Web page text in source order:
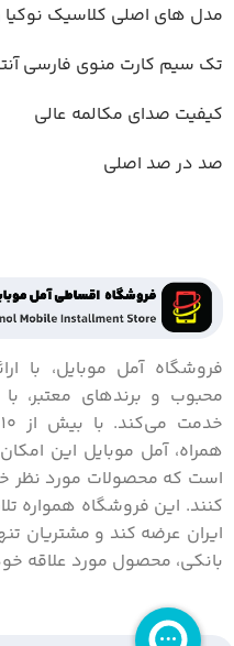
مدل های اصلی کلاسیک
تک سیم کارت منوی فارسی
کیفیت صدای مکالمه عالی
صد در صد اصلی
فروشگاه آمل موبایل، با
محبوب و برندهای معتبر،
همراه، آمل موبایل این
است که محصولات مورد نظر
کنند. این فروشگاه همواره
ایران عرضه کند و مشتریان
بانکی، محصول مورد علاقه